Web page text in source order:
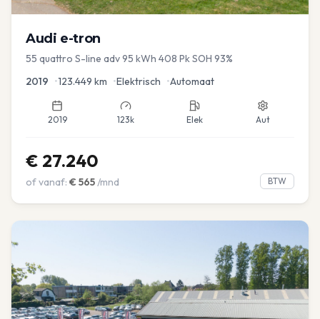
Audi e-tron
55 quattro S-line adv 95 kWh 408 Pk SOH 93%
2019 •123.449 km •Elektrisch •Automaat
2019 123k Elek Aut
€ 27.240
of vanaf: € 565/mnd BTW